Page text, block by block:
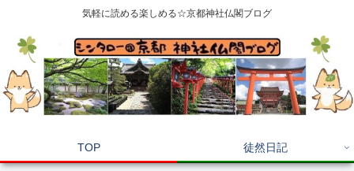
気軽に読める楽しめる☆京都神社仏閣ブログ
TOP 徒然日記